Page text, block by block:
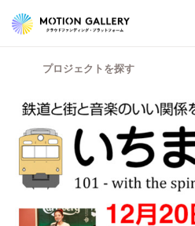
プロジェクトを探す